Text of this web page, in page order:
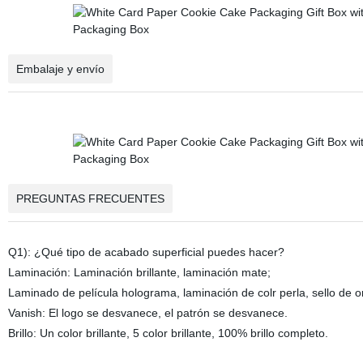
Embalaje y envío
PREGUNTAS FRECUENTES
Q1): ¿Qué tipo de acabado superficial puedes hacer?
Laminación: Laminación brillante, laminación mate;
Laminado de película holograma, laminación de colr perla, sello de
Vanish: El logo se desvanece, el patrón se desvanece.
Brillo: Un color brillante, 5 color brillante, 100% brillo completo.